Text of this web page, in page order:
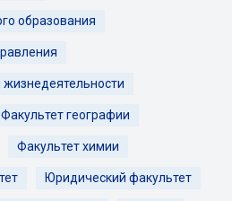
образования
жизнедеятельности
Факультет географии
Факультет химии
Юридический факультет